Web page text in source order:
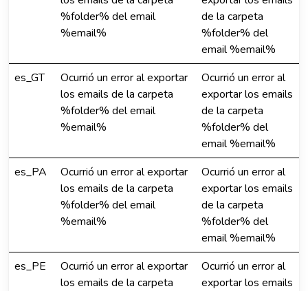
%folder% del email
%email%
de la carpeta
%folder% del
email %email%
es_GT
Ocurrió un error al exportar
los emails de la carpeta
%folder% del email
%email%
Ocurrió un error al
exportar los emails
de la carpeta
%folder% del
email %email%
es_PA
Ocurrió un error al exportar
los emails de la carpeta
%folder% del email
%email%
Ocurrió un error al
exportar los emails
de la carpeta
%folder% del
email %email%
es_PE
Ocurrió un error al exportar
los emails de la carpeta
Ocurrió un error al
exportar los emails